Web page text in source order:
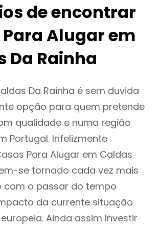
de encontrar
Alugar em
Da Rainha
Da Rainha é sem duvida
opção para quem pretende
qualidade e numa região
Portugal. Infelizmente
Para Alugar em Caldas
se tornado cada vez mais
com o passar do tempo
da currente situação
Ainda assim Investir